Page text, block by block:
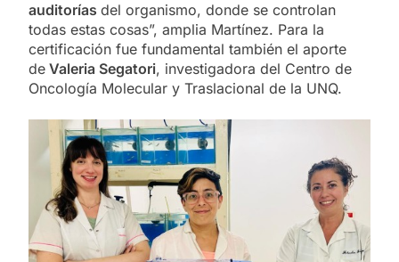
auditorías del organismo, donde se controlan
todas estas cosas”, amplia Martínez. Para la
certificación fue fundamental también el aporte
de Valeria Segatori, investigadora del Centro de
Oncología Molecular y Traslacional de la UNQ.